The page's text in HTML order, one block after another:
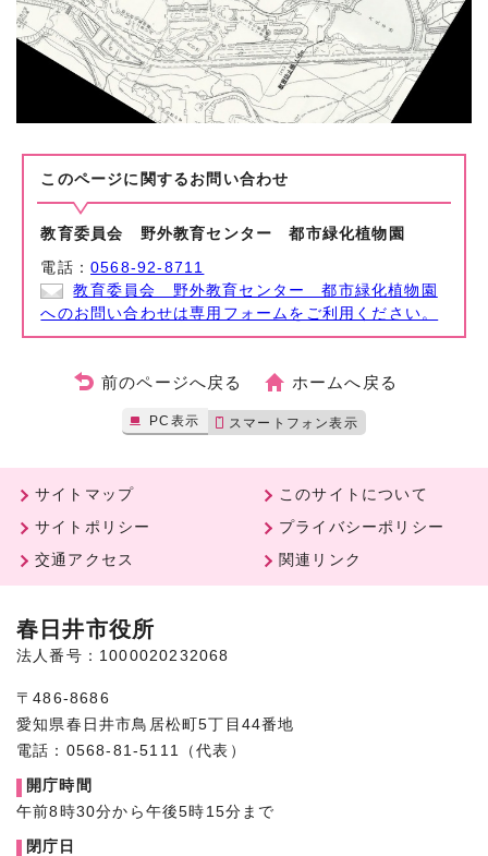
このページに関する お問い合わせ
教育委員会 野外教育センター 都市緑化植物園
電話：0568-92-8711
教育委員会 野外教育センター 都市緑化植物園
へのお問い合わせは専用フォームをご利用ください。
前のページへ戻る ホームへ戻る
PC表示 スマートフォン表示
サイトマップ
このサイトについて
サイトポリシー
プライバシーポリシー
交通アクセス
関連リンク
春日井市役所
法人番号：1000020232068
〒486-8686
愛知県春日井市鳥居松町5丁目44番地
電話：0568-81-5111（代表）
開庁時間
午前8時30分から午後5時15分まで
閉庁日